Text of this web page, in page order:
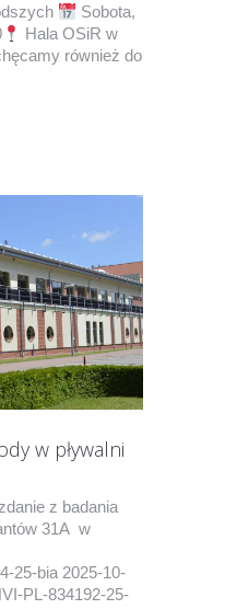
Sobota,
Hala OSiR w
również do
w pływalni
z badania
31A w
25-bia 2025-10-
PL-834192-25-